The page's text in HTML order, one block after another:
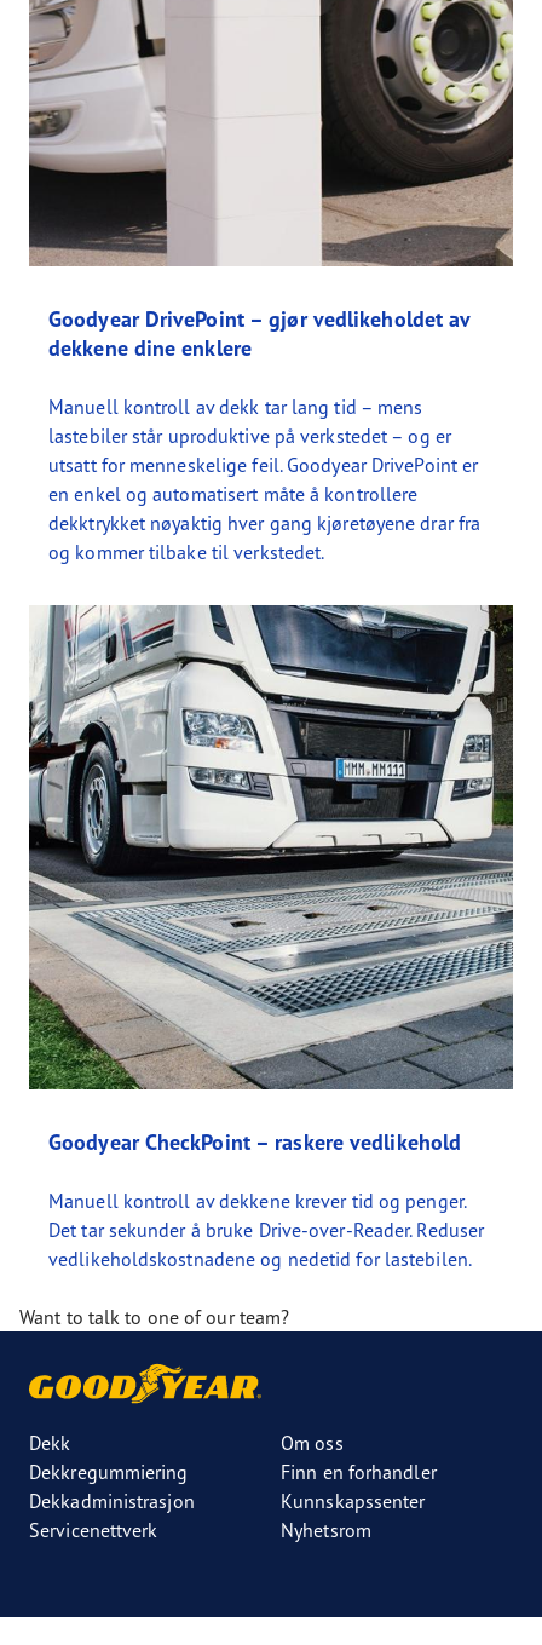
Goodyear DrivePoint – gjør vedlikeholdet av
dekkene dine enklere
Manuell kontroll av dekk tar lang tid – mens
lastebiler står uproduktive på verkstedet – og er
utsatt for menneskelige feil. Goodyear DrivePoint er
en enkel og automatisert måte å kontrollere
dekktrykket nøyaktig hver gang kjøretøyene drar fra
og kommer tilbake til verkstedet.
Goodyear CheckPoint – raskere vedlikehold
Manuell kontroll av dekkene krever tid og penger.
Det tar sekunder å bruke Drive-over-Reader. Reduser
vedlikeholdskostnadene og nedetid for lastebilen.
Want to talk to one of our team?
Dekk
Dekkregummiering
Dekkadministrasjon
Servicenettverk
Om oss
Finn en forhandler
Kunnskapssenter
Nyhetsrom